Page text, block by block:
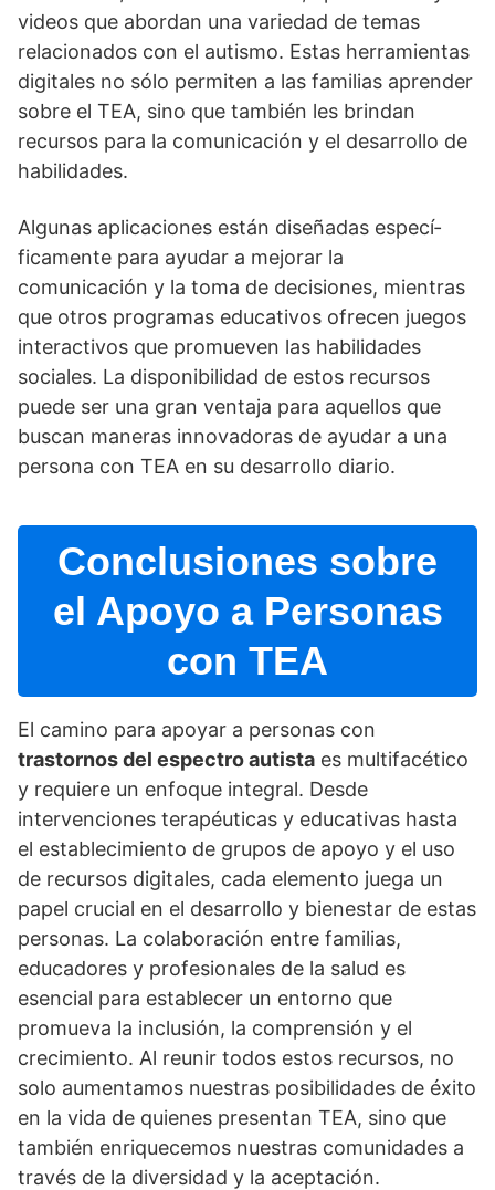
videos que abordan una variedad de temas
relacionados con el autismo. Estas herramientas
digitales no sólo permiten a las familias aprender
sobre el TEA, sino que también les brindan
recursos para la comunicación y el desarrollo de
habilidades.
Algunas aplicaciones están diseñadas especí­
ficamente para ayudar a mejorar la
comunicación y la toma de decisiones, mientras
que otros programas educativos ofrecen juegos
interactivos que promueven las habilidades
sociales. La disponibilidad de estos recursos
puede ser una gran ventaja para aquellos que
buscan maneras innovadoras de ayudar a una
persona con TEA en su desarrollo diario.
Conclusiones sobre
el Apoyo a Personas
con TEA
El camino para apoyar a personas con
trastornos del espectro autista es multifacético
y requiere un enfoque integral. Desde
intervenciones terapéuticas y educativas hasta
el establecimiento de grupos de apoyo y el uso
de recursos digitales, cada elemento juega un
papel crucial en el desarrollo y bienestar de estas
personas. La colaboración entre familias,
educadores y profesionales de la salud es
esencial para establecer un entorno que
promueva la inclusión, la comprensión y el
crecimiento. Al reunir todos estos recursos, no
solo aumentamos nuestras posibilidades de éxito
en la vida de quienes presentan TEA, sino que
también enriquecemos nuestras comunidades a
través de la diversidad y la aceptación.